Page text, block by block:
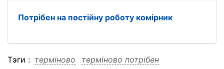
Потрібен на постійну роботу комірник
Тэги : терміново
терміново потрібен